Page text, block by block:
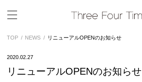
TOP NEWS リニューアルOPENのお知らせ
2020.02.27
リニューアルOPENのお知らせ